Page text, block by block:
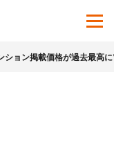
ョン掲載価格が過去最高